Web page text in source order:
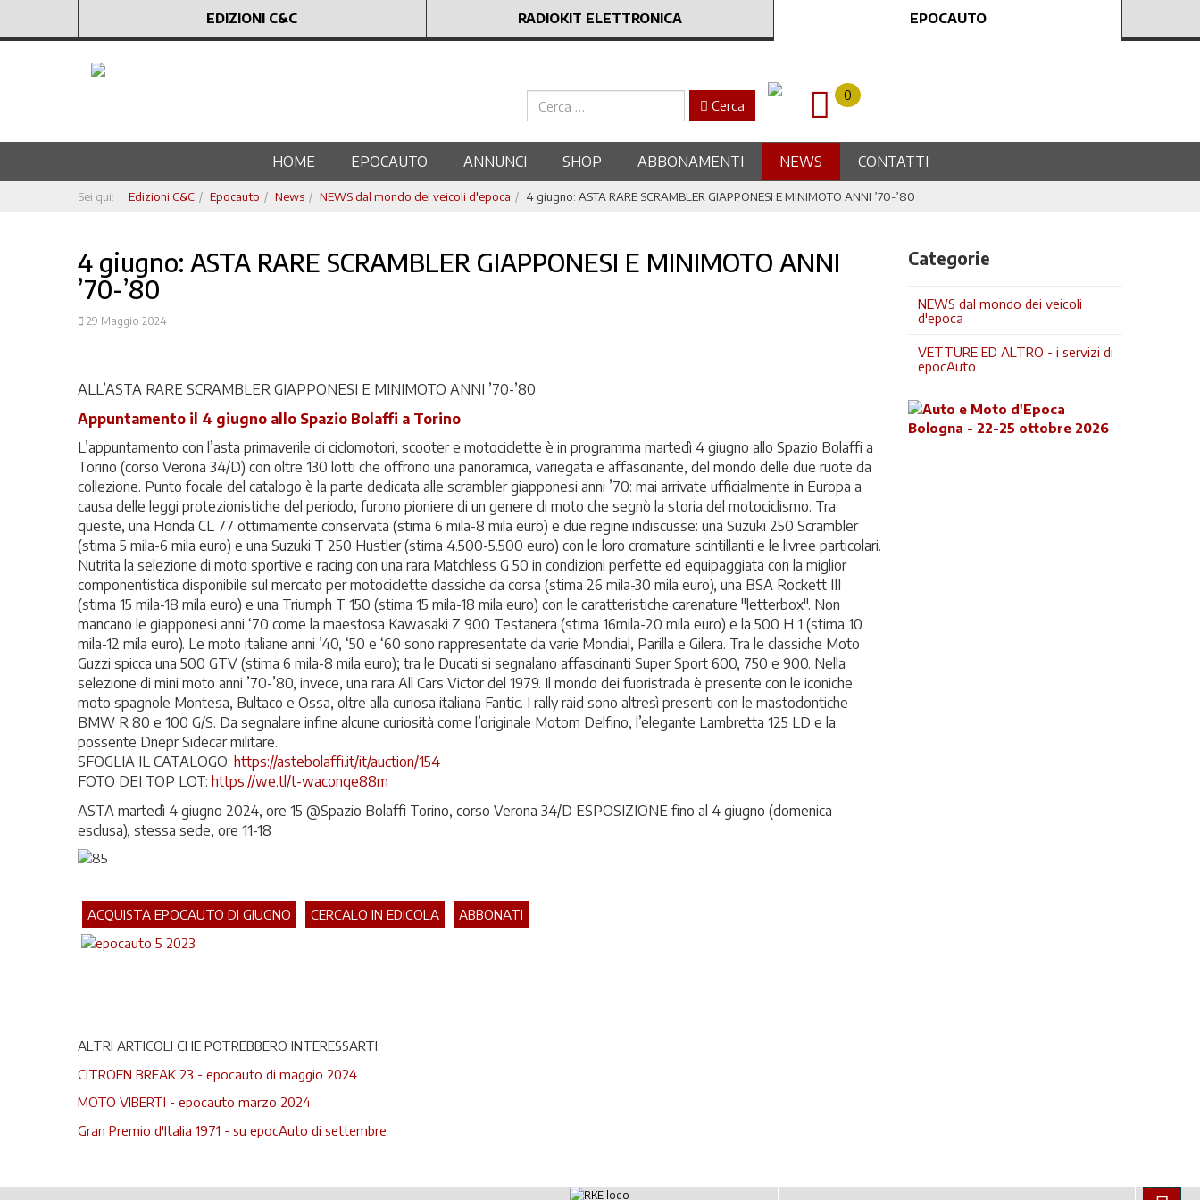
EDIZIONI C&C RADIOKIT ELETTRONICA EPOCAUTO
Cerca Cerca
0
HOME EPOCAUTO ANNUNCI SHOP ABBONAMENTI NEWS CONTATTI
Sei qui: Edizioni C&C Epocauto News NEWS dal mondo dei veicoli d'epoca 4 giugno: ASTA RARE SCRAMBLER GIAPPONESI E MINIMOTO ANNI ’70-’80
4 giugno: ASTA RARE SCRAMBLER GIAPPONESI E MINIMOTO ANNI
’70-’80
29 Maggio 2024
ALL’ASTA RARE SCRAMBLER GIAPPONESI E MINIMOTO ANNI ’70-’80
Appuntamento il 4 giugno allo Spazio Bolaffi a Torino
L’appuntamento con l’asta primaverile di ciclomotori, scooter e motociclette è in programma martedì 4 giugno allo Spazio Bolaffi a
Torino (corso Verona 34/D) con oltre 130 lotti che offrono una panoramica, variegata e affascinante, del mondo delle due ruote da
collezione. Punto focale del catalogo è la parte dedicata alle scrambler giapponesi anni ’70: mai arrivate ufficialmente in Europa a
causa delle leggi protezionistiche del periodo, furono pioniere di un genere di moto che segnò la storia del motociclismo. Tra
queste, una Honda CL 77 ottimamente conservata (stima 6 mila-8 mila euro) e due regine indiscusse: una Suzuki 250 Scrambler
(stima 5 mila-6 mila euro) e una Suzuki T 250 Hustler (stima 4.500-5.500 euro) con le loro cromature scintillanti e le livree particolari.
Nutrita la selezione di moto sportive e racing con una rara Matchless G 50 in condizioni perfette ed equipaggiata con la miglior
componentistica disponibile sul mercato per motociclette classiche da corsa (stima 26 mila-30 mila euro), una BSA Rockett III
(stima 15 mila-18 mila euro) e una Triumph T 150 (stima 15 mila-18 mila euro) con le caratteristiche carenature "letterbox". Non
mancano le giapponesi anni ‘70 come la maestosa Kawasaki Z 900 Testanera (stima 16mila-20 mila euro) e la 500 H 1 (stima 10
mila-12 mila euro). Le moto italiane anni ’40, ‘50 e ‘60 sono rappresentate da varie Mondial, Parilla e Gilera. Tra le classiche Moto
Guzzi spicca una 500 GTV (stima 6 mila-8 mila euro); tra le Ducati si segnalano affascinanti Super Sport 600, 750 e 900. Nella
selezione di mini moto anni ’70-’80, invece, una rara All Cars Victor del 1979. Il mondo dei fuoristrada è presente con le iconiche
moto spagnole Montesa, Bultaco e Ossa, oltre alla curiosa italiana Fantic. I rally raid sono altresì presenti con le mastodontiche
BMW R 80 e 100 G/S. Da segnalare infine alcune curiosità come l’originale Motom Delfino, l’elegante Lambretta 125 LD e la
possente Dnepr Sidecar militare.
SFOGLIA IL CATALOGO: https://astebolaffi.it/it/auction/154
FOTO DEI TOP LOT: https://we.tl/t-waconqe88m
ASTA martedì 4 giugno 2024, ore 15 @Spazio Bolaffi Torino, corso Verona 34/D ESPOSIZIONE fino al 4 giugno (domenica
esclusa), stessa sede, ore 11-18
ACQUISTA EPOCAUTO DI GIUGNO CERCALO IN EDICOLA ABBONATI
ALTRI ARTICOLI CHE POTREBBERO INTERESSARTI:
CITROEN BREAK 23 - epocauto di maggio 2024
MOTO VIBERTI - epocauto marzo 2024
Gran Premio d'Italia 1971 - su epocAuto di settembre
Categorie
NEWS dal mondo dei veicoli
d'epoca
VETTURE ED ALTRO - i servizi di
epocAuto